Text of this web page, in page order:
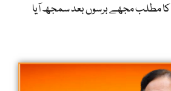
کا مطلب مجھے برسوں بعد سمجھ آیا